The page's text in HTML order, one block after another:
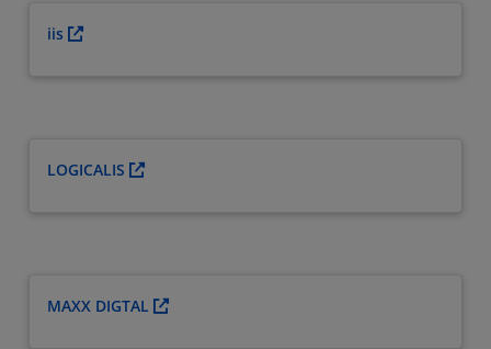
iis
LOGICALIS
MAXX DIGTAL